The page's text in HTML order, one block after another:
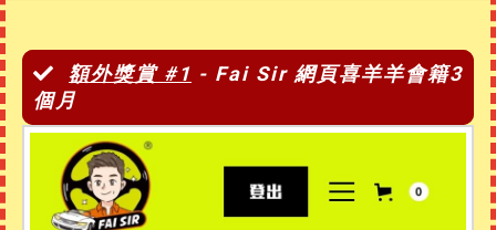
額外獎賞 #1 - Fai Sir 網頁喜羊羊會籍3
個月